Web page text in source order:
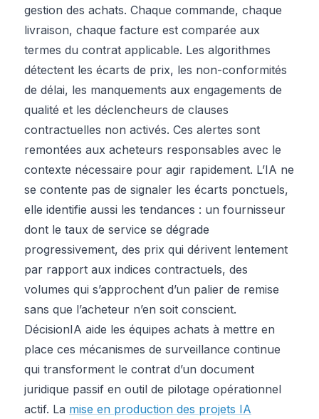
gestion des achats. Chaque commande, chaque
livraison, chaque facture est comparée aux
termes du contrat applicable. Les algorithmes
détectent les écarts de prix, les non-conformités
de délai, les manquements aux engagements de
qualité et les déclencheurs de clauses
contractuelles non activés. Ces alertes sont
remontées aux acheteurs responsables avec le
contexte nécessaire pour agir rapidement. L’IA ne
se contente pas de signaler les écarts ponctuels,
elle identifie aussi les tendances : un fournisseur
dont le taux de service se dégrade
progressivement, des prix qui dérivent lentement
par rapport aux indices contractuels, des
volumes qui s’approchent d’un palier de remise
sans que l’acheteur n’en soit conscient.
DécisionIA aide les équipes achats à mettre en
place ces mécanismes de surveillance continue
qui transforment le contrat d’un document
juridique passif en outil de pilotage opérationnel
actif. La mise en production des projets IA